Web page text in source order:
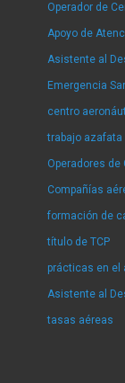
Operador de
Apoyo de
Asistente al
Emergencia
centro
trabajo azafata
Operadores
Compañías
formación de
título de TCP
prácticas en el
Asistente al
tasas aéreas